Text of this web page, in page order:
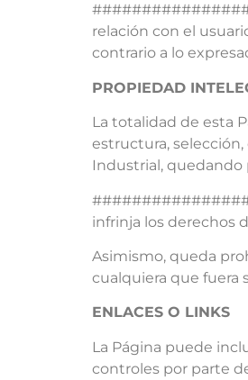
relación con el
contrario a lo
PROPIEDAD
La totalidad de esta
estructura,
Industrial, quedando
infrinja los derechos
Asimismo, queda
cualquiera que fuera
ENLACES O LINKS
La Página puede
controles por parte